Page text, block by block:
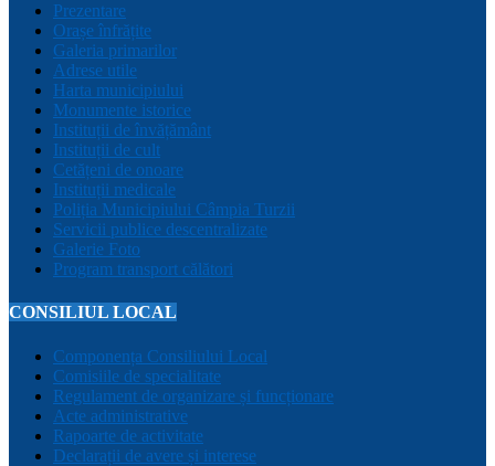
Prezentare
Orașe înfrățite
Galeria primarilor
Adrese utile
Harta municipiului
Monumente istorice
Instituții de învățământ
Instituții de cult
Cetățeni de onoare
Instituții medicale
Poliția Municipiului Câmpia Turzii
Servicii publice descentralizate
Galerie Foto
Program transport călători
CONSILIUL LOCAL
Componența Consiliului Local
Comisiile de specialitate
Regulament de organizare și funcționare
Acte administrative
Rapoarte de activitate
Declarații de avere și interese